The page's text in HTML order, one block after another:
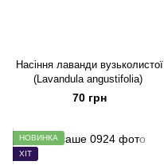
Насіння лаванди вузьколистої
(Lavandula angustifolia)
70 грн
НОВИНКА
ХІТ